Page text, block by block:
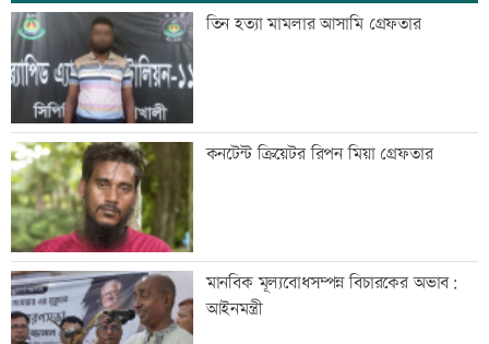
তিন হত্যা মামলার আসামি গ্রেফতার
কনটেন্ট ক্রিয়েটর রিপন মিয়া গ্রেফতার
মানবিক মূল্যবোধসম্পন্ন বিচারকের অভাব:
আইনমন্ত্রী